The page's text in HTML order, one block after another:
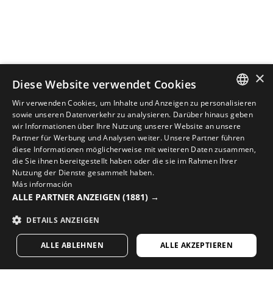
VERVOLLSTÄNDIGE DEINEN LOOK MIT DER BESTEN
RADSPORTAUSRÜSTUNG
Entdecke neue Radsportartikel in Sirokos Online-
BESUCHE UNSEREN SHOP
SPANISH
ENGLISH
GREEK
×
Diese Website verwendet Cookies
Wir verwenden Cookies, um Inhalte und Anzeigen zu personalisieren
sowie unseren Datenverkehr zu analysieren. Darüber hinaus geben
wir Informationen über Ihre Nutzung unserer Website an unsere
Partner für Werbung und Analysen weiter. Unsere Partner führen
diese Informationen möglicherweise mit weiteren Daten zusammen,
die Sie ihnen bereitgestellt haben oder die sie im Rahmen Ihrer
Nutzung der Dienste gesammelt haben.
Más información
ALLE PARTNER ANZEIGEN (1881) →
DETAILS ANZEIGEN
ALLE AKZEPTIEREN
ALLE ABLEHNEN